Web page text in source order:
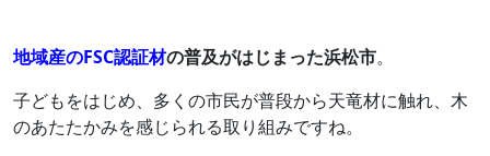
地域産のFSC認証材の普及がはじまった浜松市。
子どもをはじめ、多くの市民が普段から天竜材に触れ、木
のあたたかみを感じられる取り組みですね。